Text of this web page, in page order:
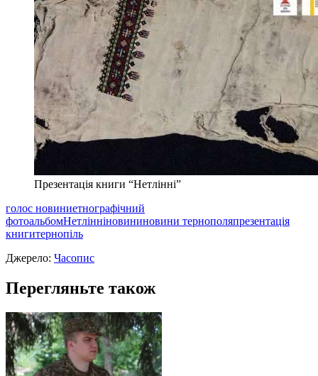
Презентація книги “Нетлінні”
голос новиниетнографічний
фотоальбомНетлінніновининовини тернополяпрезентація
книгитернопіль
Джерело: Часопис
Перегляньте також